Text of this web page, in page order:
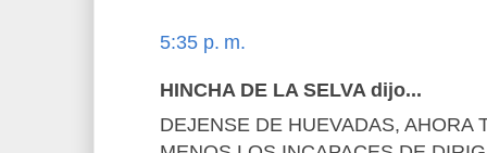
5:35 p. m.
HINCHA DE LA SELVA dijo...
DEJENSE DE HUEVADAS, AHORA